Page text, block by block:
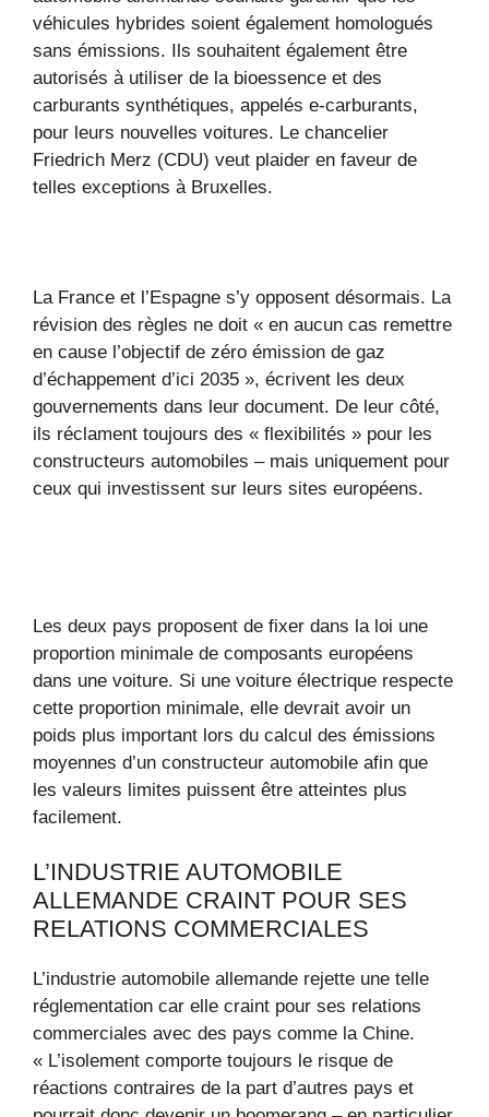
véhicules hybrides soient également homologués
sans émissions. Ils souhaitent également être
autorisés à utiliser de la bioessence et des
carburants synthétiques, appelés e-carburants,
pour leurs nouvelles voitures. Le chancelier
Friedrich Merz (CDU) veut plaider en faveur de
telles exceptions à Bruxelles.
La France et l’Espagne s’y opposent désormais. La
révision des règles ne doit « en aucun cas remettre
en cause l’objectif de zéro émission de gaz
d’échappement d’ici 2035 », écrivent les deux
gouvernements dans leur document. De leur côté,
ils réclament toujours des « flexibilités » pour les
constructeurs automobiles – mais uniquement pour
ceux qui investissent sur leurs sites européens.
Les deux pays proposent de fixer dans la loi une
proportion minimale de composants européens
dans une voiture. Si une voiture électrique respecte
cette proportion minimale, elle devrait avoir un
poids plus important lors du calcul des émissions
moyennes d’un constructeur automobile afin que
les valeurs limites puissent être atteintes plus
facilement.
L’INDUSTRIE AUTOMOBILE
ALLEMANDE CRAINT POUR SES
RELATIONS COMMERCIALES
L’industrie automobile allemande rejette une telle
réglementation car elle craint pour ses relations
commerciales avec des pays comme la Chine.
« L’isolement comporte toujours le risque de
réactions contraires de la part d’autres pays et